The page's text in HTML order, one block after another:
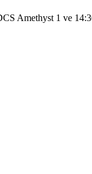
Amethyst 1 ve